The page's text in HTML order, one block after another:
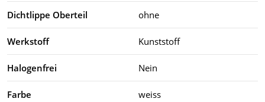
Dichtlippe Oberteil ohne
Werkstoff Kunststoff
Halogenfrei Nein
Farbe weiss